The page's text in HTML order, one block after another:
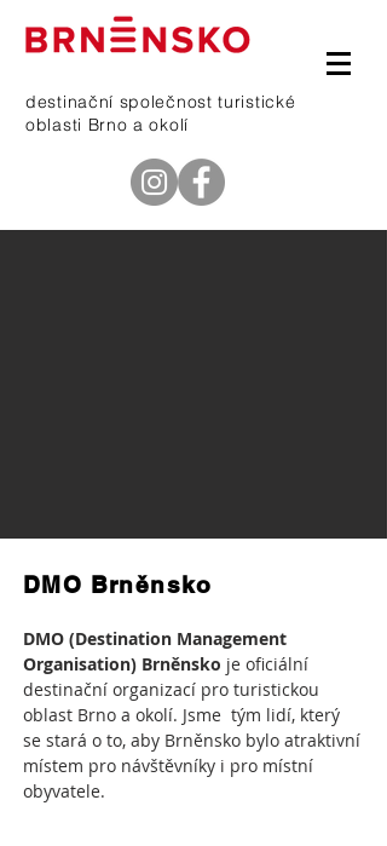
destinační společnost turistické
oblasti Brno a okolí
DMO Brněnsko
DMO (Destination Management
Organisation) Brněnsko je oficiální
destinační organizací pro turistickou
oblast Brno a okolí. Jsme tým lidí, který
se stará o to, aby Brněnsko bylo atraktivní
místem pro návštěvníky i pro místní
obyvatele.